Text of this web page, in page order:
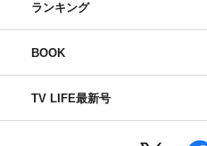
ランキング
BOOK
TV LIFE最新号